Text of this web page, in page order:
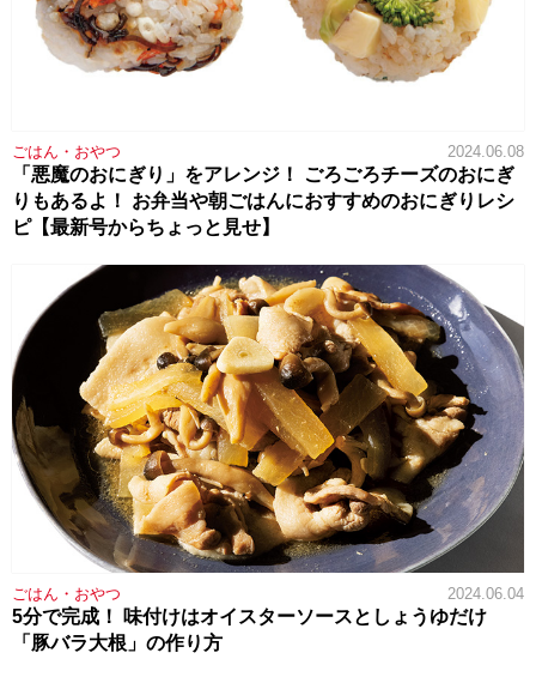
ごはん・おやつ 2024.06.08
「悪魔のおにぎり」をアレンジ！ ごろごろチーズのおにぎ
りもあるよ！ お弁当や朝ごはんにおすすめのおにぎりレシ
ピ【最新号からちょっと見せ】
ごはん・おやつ 2024.06.04
5分で完成！ 味付けはオイスターソースとしょうゆだけ
「豚バラ大根」の作り方